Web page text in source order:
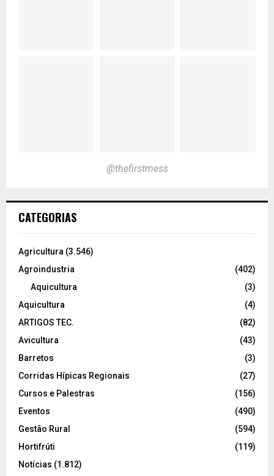
@thefirstmess
CATEGORIAS
Agricultura (3.546)
Agroindustria
(402)
Aquicultura
(3)
Aquicultura
(4)
ARTIGOS TEC.
(82)
Avicultura
(43)
Barretos
(3)
Corridas Hípicas Regionais
(27)
Cursos e Palestras
(156)
Eventos
(490)
Gestão Rural
(594)
Hortifrúti
(119)
Notícias (1.812)